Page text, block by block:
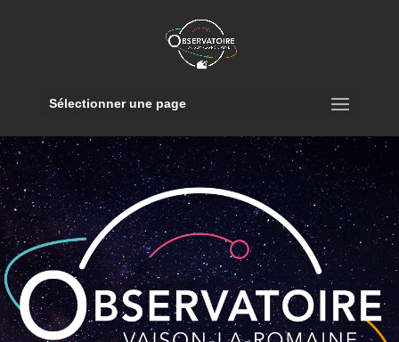
Sélectionner une page